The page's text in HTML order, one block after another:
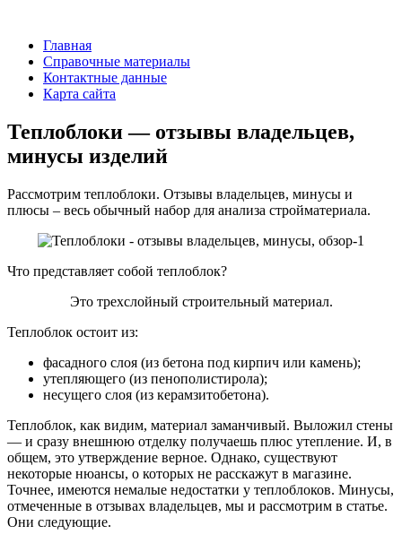
Главная
Справочные материалы
Контактные данные
Карта сайта
Теплоблоки — отзывы владельцев,
минусы изделий
Рассмотрим теплоблоки. Отзывы владельцев, минусы и
плюсы – весь обычный набор для анализа стройматериала.
Что представляет собой теплоблок?
Это трехслойный строительный материал.
Теплоблок остоит из:
фасадного слоя (из бетона под кирпич или камень);
утепляющего (из пенополистирола);
несущего слоя (из керамзитобетона).
Теплоблок, как видим, материал заманчивый. Выложил стены
— и сразу внешнюю отделку получаешь плюс утепление. И, в
общем, это утверждение верное. Однако, существуют
некоторые нюансы, о которых не расскажут в магазине.
Точнее, имеются немалые недостатки у теплоблоков. Минусы,
отмеченные в отзывах владельцев, мы и рассмотрим в статье.
Они следующие.